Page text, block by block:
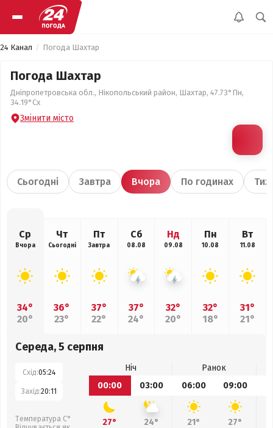
24 Канал Погода Шахтар
Погода Шахтар
Дніпропетровська обл., Нікопольський район, Шахтар, 47.73°Пн,
34.19°Сх
Змінити місто
Сьогодні Завтра Вчора По годинах
Ср
Вчора
34°
20°
Чт
Сьогодні
36°
23°
Пт
Завтра
37°
22°
Сб
08.08
37°
24°
Нд
09.08
32°
20°
Пн
10.08
32°
18°
Вт
11.08
31°
21°
Середа, 5 серпня
Схід:05:24
Захід:20:11
Температура С°
Ніч
Ранок
00:00
03:00 06:00 09:00
27° 24° 21° 27°